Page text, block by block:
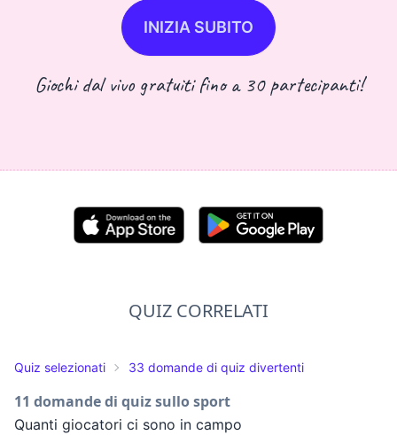
INIZIA SUBITO
Giochi dal vivo gratuiti fino a 30 partecipanti!
QUIZ CORRELATI
Quiz selezionati 33 domande di quiz divertenti
11 domande di quiz sullo sport
Quanti giocatori ci sono in campo